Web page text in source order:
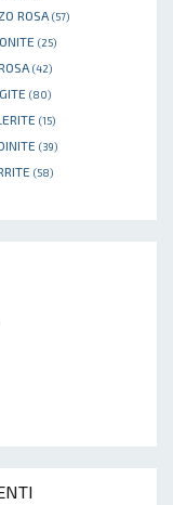
ROSA (57)
(25)
(42)
(80)
(15)
(39)
(58)